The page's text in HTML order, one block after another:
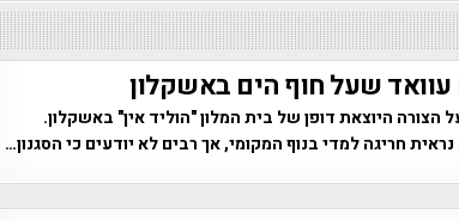
שעל חוף הים באשקלון
הצורה היוצאת דופן של בית המלון "הוליד אין" באשקלון.
חריגה למדי בנוף המקומי, אך רבים לא יודעים כי הסגנון…